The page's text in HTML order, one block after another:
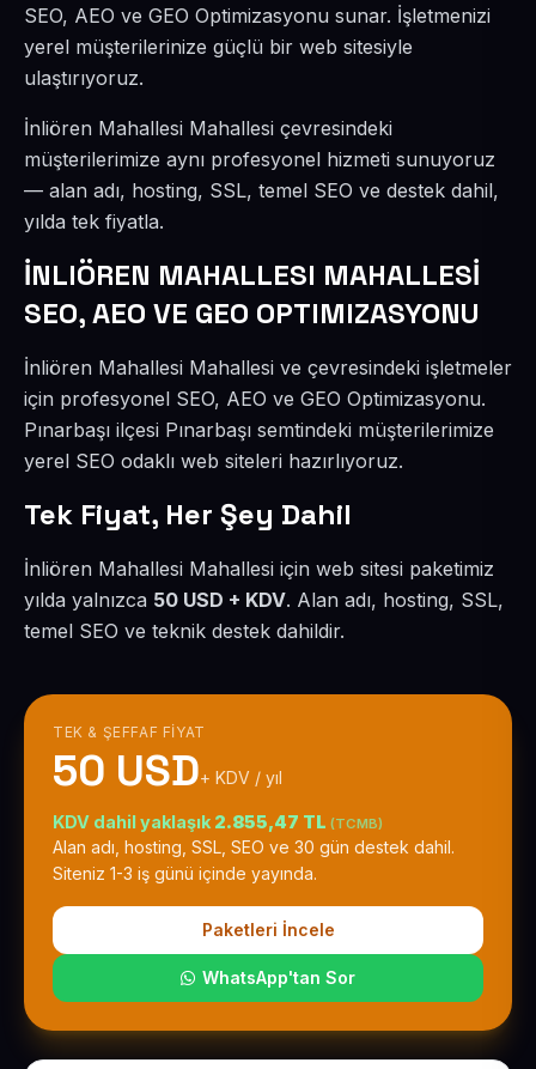
SEO, AEO ve GEO Optimizasyonu sunar. İşletmenizi
yerel müşterilerinize güçlü bir web sitesiyle
ulaştırıyoruz.
İnliören Mahallesi Mahallesi çevresindeki
müşterilerimize aynı profesyonel hizmeti sunuyoruz
— alan adı, hosting, SSL, temel SEO ve destek dahil,
yılda tek fiyatla.
İNLIÖREN MAHALLESI MAHALLESİ
SEO, AEO VE GEO OPTIMIZASYONU
İnliören Mahallesi Mahallesi ve çevresindeki işletmeler
için profesyonel SEO, AEO ve GEO Optimizasyonu.
Pınarbaşı ilçesi Pınarbaşı semtindeki müşterilerimize
yerel SEO odaklı web siteleri hazırlıyoruz.
Tek Fiyat, Her Şey Dahil
İnliören Mahallesi Mahallesi için web sitesi paketimiz
yılda yalnızca 50 USD + KDV. Alan adı, hosting, SSL,
temel SEO ve teknik destek dahildir.
TEK & ŞEFFAF FIYAT
50 USD+ KDV / yıl
KDV dahil yaklaşık 2.855,47 TL (TCMB)
Alan adı, hosting, SSL, SEO ve 30 gün destek dahil.
Siteniz 1-3 iş günü içinde yayında.
Paketleri İncele
WhatsApp'tan Sor